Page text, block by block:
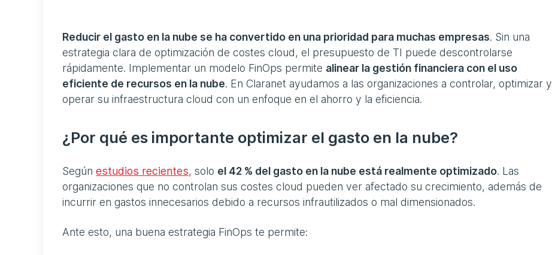
Reducir el gasto en la nube se ha convertido en una prioridad para muchas empresas. Sin una
estrategia clara de optimización de costes cloud, el presupuesto de TI puede descontrolarse
rápidamente. Implementar un modelo FinOps permite alinear la gestión financiera con el uso
eficiente de recursos en la nube. En Claranet ayudamos a las organizaciones a controlar, optimizar y
operar su infraestructura cloud con un enfoque en el ahorro y la eficiencia.
¿Por qué es importante optimizar el gasto en la nube?
Según estudios recientes, solo el 42 % del gasto en la nube está realmente optimizado. Las
organizaciones que no controlan sus costes cloud pueden ver afectado su crecimiento, además de
incurrir en gastos innecesarios debido a recursos infrautilizados o mal dimensionados.
Ante esto, una buena estrategia FinOps te permite: